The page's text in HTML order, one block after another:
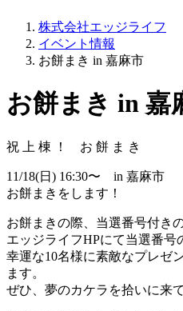
株式会社エッジライフ
イベント情報
お餅まき in 嘉麻市
お餅まき in 嘉
祝 上 棟 ！ お 餅 ま き
11/18(日) 16:30〜 in 嘉麻市
お餅まきをします！
お餅まきの際、当選番号付き
エッジライフHPにて当選番号
幸運な10名様に素敵なプレゼ
ます。
ぜひ、夢のカケラを拾いに来